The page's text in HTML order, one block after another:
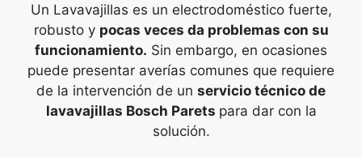
Un Lavavajillas es un electrodoméstico fuerte,
robusto y pocas veces da problemas con su
funcionamiento. Sin embargo, en ocasiones
puede presentar averías comunes que requiere
de la intervención de un servicio técnico de
lavavajillas Bosch Parets para dar con la
solución.